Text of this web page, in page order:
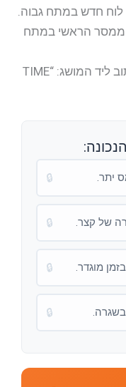
לוח חדש במתח גבוה.
ממסר הראשי במתח
מהי משמעות הערך באמפרים הכתוב ליד המושג: “TIME
יתר. 🔒
של קצר. 🔒
מוגדר. 🔒
🔒